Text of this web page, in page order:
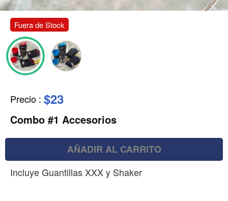
Fuera de Stock
Precio : $23
Combo #1 Accesorios
AÑADIR AL CARRITO
Incluye Guantillas XXX y Shaker